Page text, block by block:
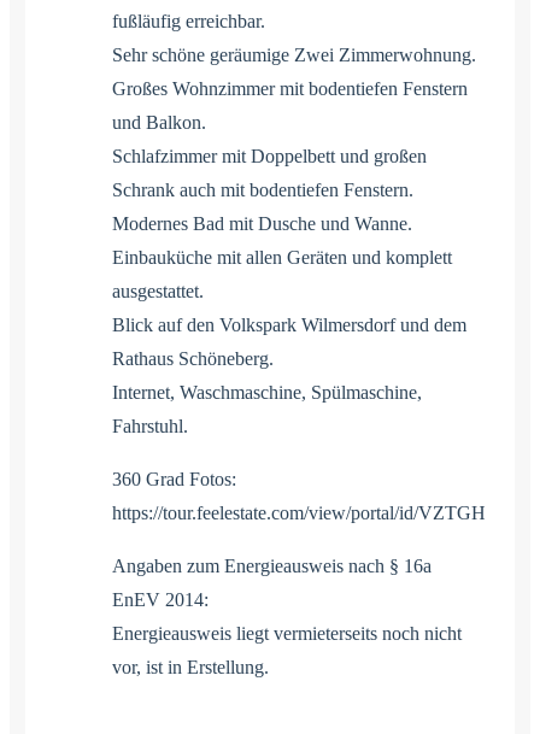
fußläufig erreichbar.
Sehr schöne geräumige Zwei Zimmerwohnung.
Großes Wohnzimmer mit bodentiefen Fenstern
und Balkon.
Schlafzimmer mit Doppelbett und großen
Schrank auch mit bodentiefen Fenstern.
Modernes Bad mit Dusche und Wanne.
Einbauküche mit allen Geräten und komplett
ausgestattet.
Blick auf den Volkspark Wilmersdorf und dem
Rathaus Schöneberg.
Internet, Waschmaschine, Spülmaschine,
Fahrstuhl.
360 Grad Fotos:
https://tour.feelestate.com/view/portal/id/VZTGH
Angaben zum Energieausweis nach § 16a
EnEV 2014:
Energieausweis liegt vermieterseits noch nicht
vor, ist in Erstellung.